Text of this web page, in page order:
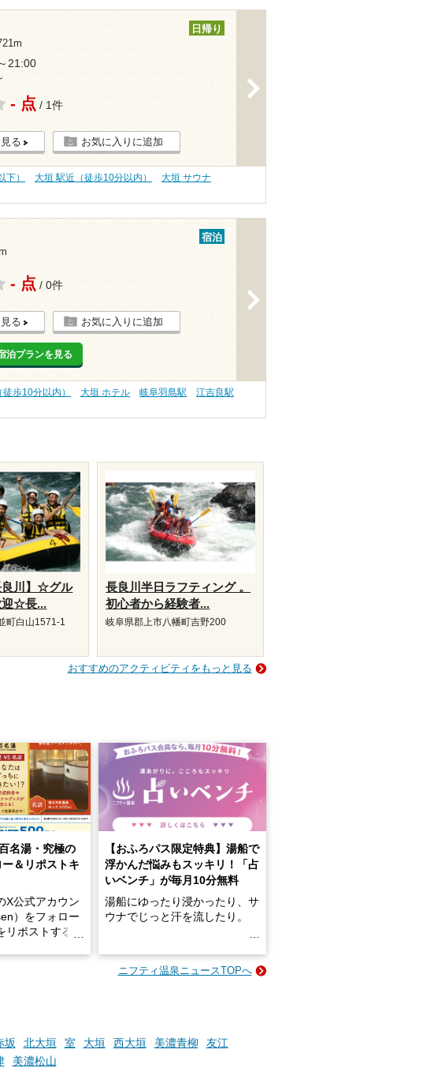
日帰り
21:00
- 点 / 1件
る お気に入りに追加
） 大垣 駅近（徒歩10分以内）
大垣 サウナ
宿泊
- 点 / 0件
る お気に入りに追加
泊プランを見る
歩10分以内） 大垣 ホテル 岐阜羽島駅
江吉良駅
良川】☆グル
迎☆長...
町白山1571-1
長良川半日ラフティング 。
初心者から経験者...
岐阜県郡上市八幡町吉野200
おすすめのアクティビティをもっと見る
名湯・究極の
＆リポストキ
X公式アカウン
）をフォロー
リポストする
【おふろパス限定特典】湯船で
浮かんだ悩みもスッキリ！「占
いベンチ」が毎月10分無料
湯船にゆったり浸かったり、サ
ウナでじっと汗を流したり。
そんな「一人でぼんやり過ごす
でくることはありませんか？
ニフティ温泉ニュースTOPへ
坂 北大垣 室 大垣 西大垣 美濃青柳
友江
美濃松山